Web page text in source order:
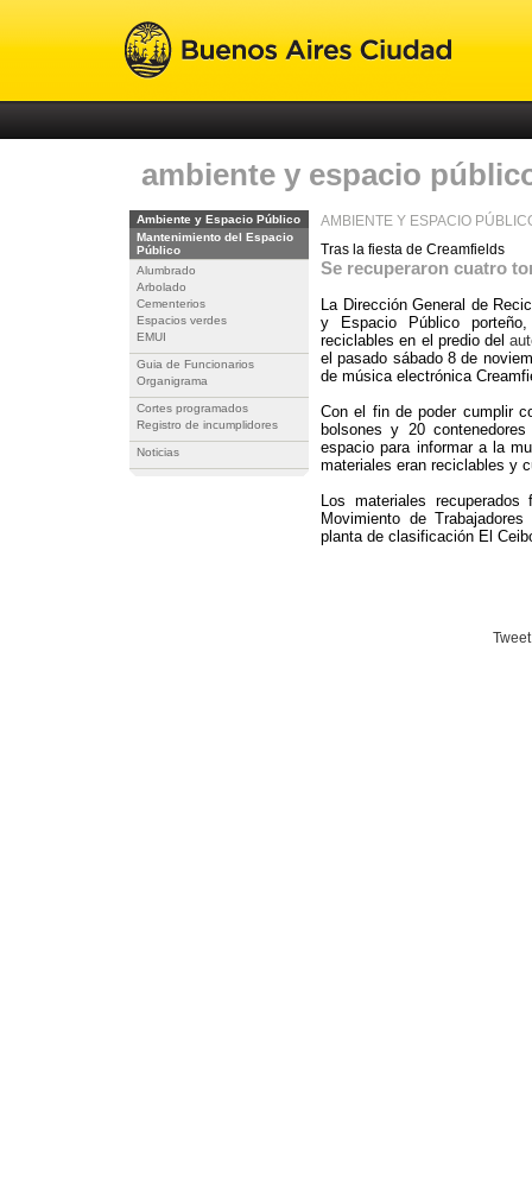
ambiente y espacio
Ambiente y Espacio Público
Mantenimiento del Espacio
Público
Alumbrado
Arbolado
Cementerios
Espacios verdes
EMUI
Guia de Funcionarios
Organigrama
Cortes programados
Registro de incumplidores
Noticias
AMBIENTE Y ESPACIO
Tras la fiesta de Creamfields
Se recuperaron cuatro
La Dirección General de
y Espacio Público
reciclables en el predio del
el pasado sábado 8 de
de música electrónica
Con el fin de poder cumplir
bolsones y 20
espacio para informar a la
materiales eran reciclables y
Los materiales
Movimiento de
planta de clasificación El
Tweet